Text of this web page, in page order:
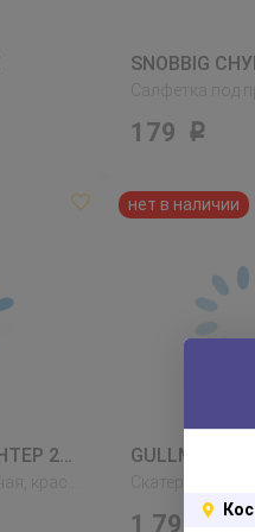
SNOBBIG
179 Р
GULLMAJ
1 799